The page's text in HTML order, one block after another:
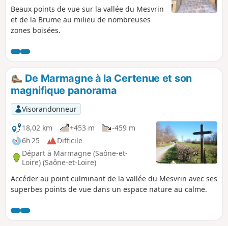
Beaux points de vue sur la vallée du Mesvrin
et de la Brume au milieu de nombreuses
zones boisées.
De Marmagne à la Certenue et son
magnifique panorama
Visorandonneur
18,02 km
+453 m
-459 m
6h 25
Difficile
Départ à Marmagne (Saône-et-
Loire) (Saône-et-Loire)
Accéder au point culminant de la vallée du Mesvrin avec ses
superbes points de vue dans un espace nature au calme.